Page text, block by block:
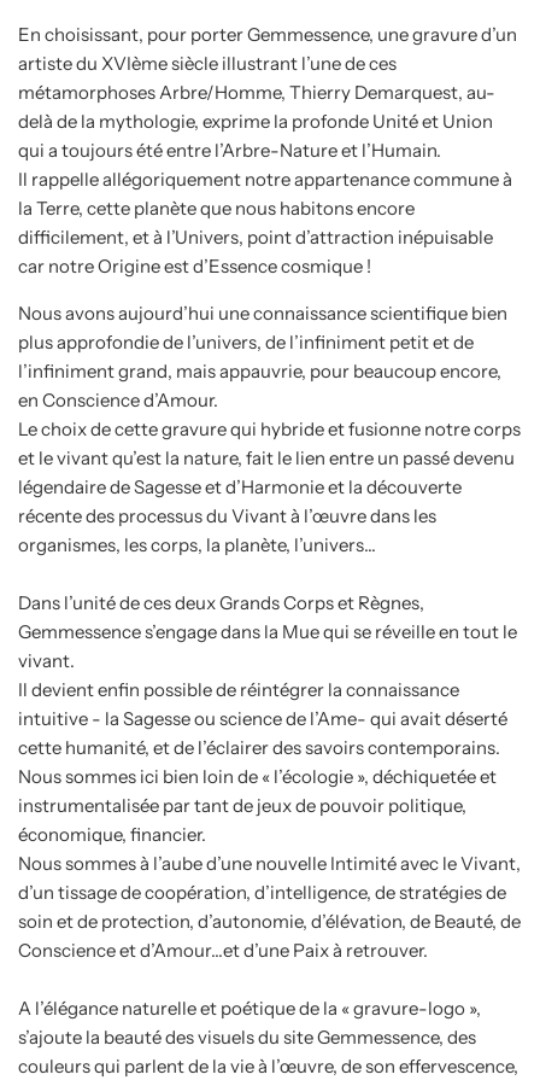
En choisissant, pour porter Gemmessence, une gravure d’un
artiste du XVIème siècle illustrant l’une de ces
métamorphoses Arbre/Homme, Thierry Demarquest, au-
delà de la mythologie, exprime la profonde Unité et Union
qui a toujours été entre l’Arbre-Nature et l’Humain.
Il rappelle allégoriquement notre appartenance commune à
la Terre, cette planète que nous habitons encore
difficilement, et à l’Univers, point d’attraction inépuisable
car notre Origine est d’Essence cosmique !
Nous avons aujourd’hui une connaissance scientifique bien
plus approfondie de l’univers, de l’infiniment petit et de
l’infiniment grand, mais appauvrie, pour beaucoup encore,
en Conscience d’Amour.
Le choix de cette gravure qui hybride et fusionne notre corps
et le vivant qu’est la nature, fait le lien entre un passé devenu
légendaire de Sagesse et d’Harmonie et la découverte
récente des processus du Vivant à l’œuvre dans les
organismes, les corps, la planète, l’univers…
Dans l’unité de ces deux Grands Corps et Règnes,
Gemmessence s’engage dans la Mue qui se réveille en tout le
vivant.
Il devient enfin possible de réintégrer la connaissance
intuitive - la Sagesse ou science de l’Ame- qui avait déserté
cette humanité, et de l’éclairer des savoirs contemporains.
Nous sommes ici bien loin de « l’écologie », déchiquetée et
instrumentalisée par tant de jeux de pouvoir politique,
économique, financier.
Nous sommes à l’aube d’une nouvelle Intimité avec le Vivant,
d’un tissage de coopération, d’intelligence, de stratégies de
soin et de protection, d’autonomie, d’élévation, de Beauté, de
Conscience et d’Amour…et d’une Paix à retrouver.
A l’élégance naturelle et poétique de la « gravure-logo »,
s’ajoute la beauté des visuels du site Gemmessence, des
couleurs qui parlent de la vie à l’œuvre, de son effervescence,